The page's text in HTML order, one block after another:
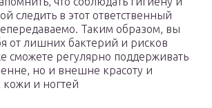
следить в этот ответственный
Таким образом, вы
от лишних бактерий и рисков
сможете регулярно поддерживать
но и внешне красоту и
кожи и ногтей